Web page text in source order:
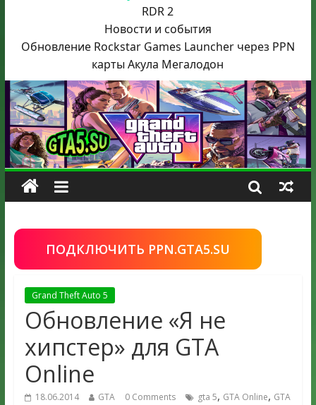
RDR 2
Новости и события
Обновление Rockstar Games Launcher через PPN
карты Акула Мегалодон
ПОДКЛЮЧИТЬ PPN.GTA5.SU
Grand Theft Auto 5
Обновление «Я не
хипстер» для GTA
Online
18.06.2014 GTA 0 Comments gta 5, GTA Online, GTA